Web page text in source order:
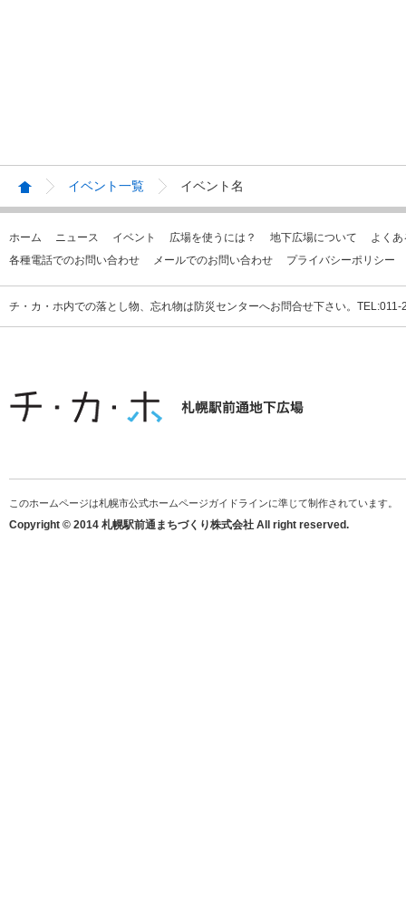
イベント一覧 イベント名
ホーム ニュース イベント 広場を使うには？ 地下広場について
よく
各種電話でのお問い合わせ
メールでのお問い合わせ プライバシーポリシー
チ・カ・ホ内での落とし物、忘れ物は防災センターへお問合せ下さい。
このホームページは札幌市公式ホームページガイドラインに準じて制作されています。
Copyright © 2014 札幌駅前通まちづくり株式会社 All right reserved.